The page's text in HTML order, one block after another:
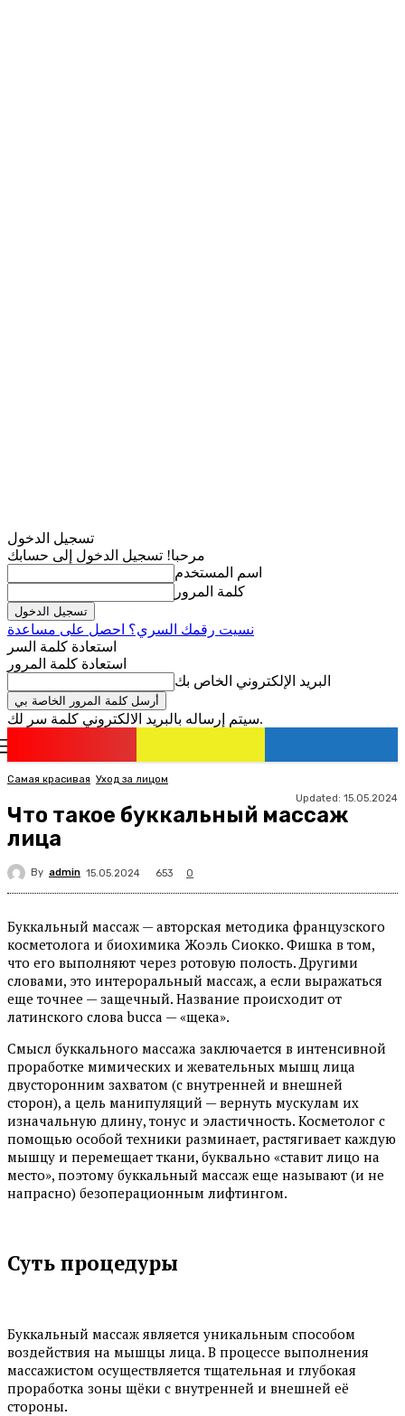
تسجيل الدخول
مرحبا! تسجيل الدخول إلى حسابك
اسم المستخدم
كلمة المرور
نسيت رقمك السري؟ احصل على مساعدة
استعادة كلمة السر
استعادة كلمة المرور
البريد الإلكتروني الخاص بك
سيتم إرساله بالبريد الالكتروني كلمة سر لك.
Самая красивая Уход за лицом
Updated: 15.05.2024
Что такое буккальный массаж
лица
By admin 15.05.2024 653 0
Буккальный массаж — авторская методика французского
косметолога и биохимика Жоэль Сиокко. Фишка в том,
что его выполняют через ротовую полость. Другими
словами, это интероральный массаж, а если выражаться
еще точнее — защечный. Название происходит от
латинского слова bucca — «щека».
Смысл буккального массажа заключается в интенсивной
проработке мимических и жевательных мышц лица
двусторонним захватом (с внутренней и внешней
сторон), а цель манипуляций — вернуть мускулам их
изначальную длину, тонус и эластичность. Косметолог с
помощью особой техники разминает, растягивает каждую
мышцу и перемещает ткани, буквально «ставит лицо на
место», поэтому буккальный массаж еще называют (и не
напрасно) безоперационным лифтингом.
Суть процедуры
Буккальный массаж является уникальным способом
воздействия на мышцы лица. В процессе выполнения
массажистом осуществляется тщательная и глубокая
проработка зоны щёки с внутренней и внешней её
стороны.